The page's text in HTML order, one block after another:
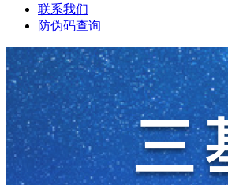
联系我们
防伪码查询